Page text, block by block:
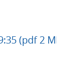
(pdf 2